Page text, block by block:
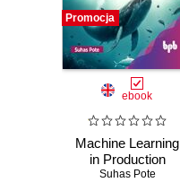
Promocja
ebook
Machine Learning
in Production
Suhas Pote